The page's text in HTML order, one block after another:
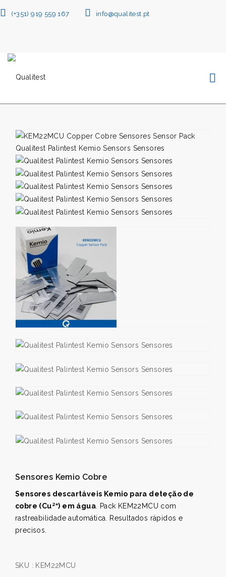
(+351) 919 559 167 info@qualitest.pt
Sensores Kemio Cobre
Sensores descartáveis Kemio para deteção de
cobre (Cu²⁺) em água . Pack KEM22MCU com
rastreabilidade automática. Resultados rápidos e
precisos.
SKU : KEM22MCU